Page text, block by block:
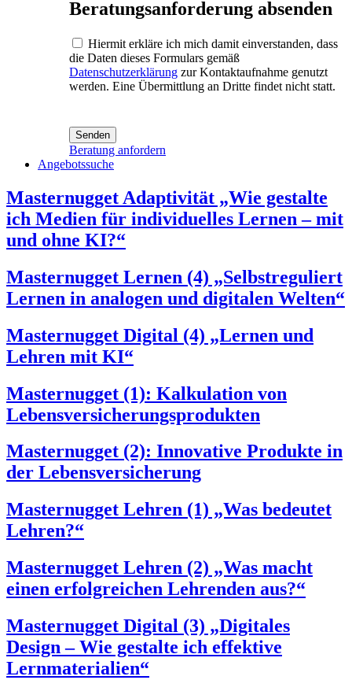
Beratungsanforderung absenden
Hiermit erkläre ich mich damit einverstanden, dass
die Daten dieses Formulars gemäß
Datenschutzerklärung zur Kontaktaufnahme genutzt
werden. Eine Übermittlung an Dritte findet nicht statt.
Senden
Beratung anfordern
Angebotssuche
Masternugget Adaptivität „Wie gestalte
ich Medien für individuelles Lernen – mit
und ohne KI?“
Masternugget Lernen (4) „Selbstreguliert
Lernen in analogen und digitalen Welten“
Masternugget Digital (4) „Lernen und
Lehren mit KI“
Masternugget (1): Kalkulation von
Lebensversicherungsprodukten
Masternugget (2): Innovative Produkte in
der Lebensversicherung
Masternugget Lehren (1) „Was bedeutet
Lehren?“
Masternugget Lehren (2) „Was macht
einen erfolgreichen Lehrenden aus?“
Masternugget Digital (3) „Digitales
Design – Wie gestalte ich effektive
Lernmaterialien“